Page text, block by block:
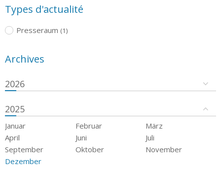
Types d'actualité
Presseraum (1)
Archives
2026
2025
Januar Februar
März
April
Juni
Juli
September
Oktober
November
Dezember